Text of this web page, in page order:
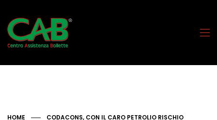
HOME
CODACONS, CON IL CARO PETROLIO RISCHIO